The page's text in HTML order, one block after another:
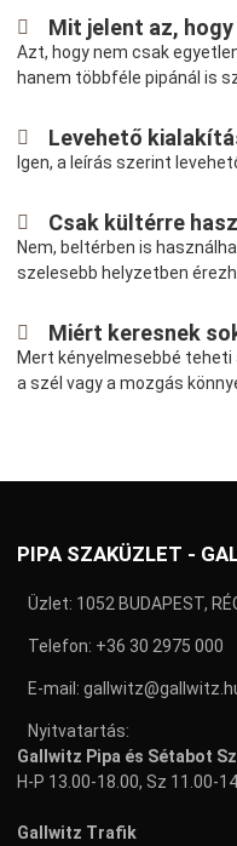
Mit jelent az,
Azt, hogy nem csak
hanem többféle pipánál is
Levehető
Igen, a leírás szerint
Csak kültérre
Nem, beltérben is
szelesebb helyzetben
Miért keresnek
Mert kényelmesebbé
a szél vagy a mozgás
PIPA SZAKÜZLET -
Üzlet: 1052 BUDAPEST,
Telefon: +36 30 2975 000
E-mail:
Nyitvatartás:
Gallwitz Pipa és Sétabot
H-P 13.00-18.00, Sz 11.00-
Gallwitz Trafik